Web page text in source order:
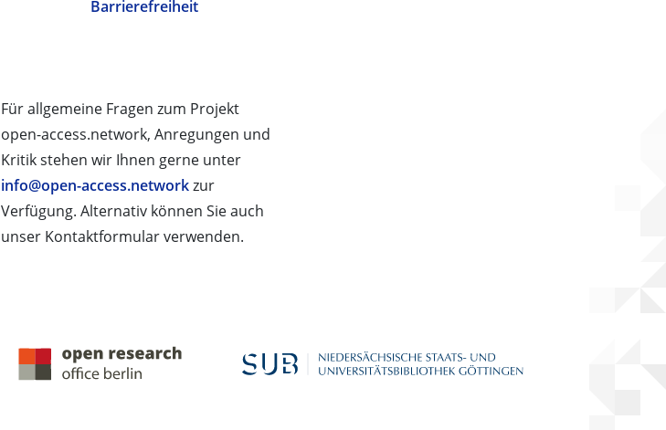
Barrierefreiheit
Für allgemeine Fragen zum Projekt
open-access.network, Anregungen und
Kritik stehen wir Ihnen gerne unter
info@open-access.networkzur
Verfügung. Alternativ können Sie auch
unser Kontaktformular verwenden.